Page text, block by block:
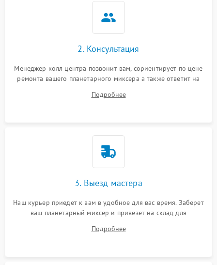
2. Консультация
Менеджер колл центра позвонит вам, сориентирует по цене
ремонта вашего планетарного миксера а также ответит на
Подробнее
3. Выезд мастера
Наш курьер приедет к вам в удобное для вас время. Заберет
ваш планетарный миксер и привезет на склад для
Подробнее